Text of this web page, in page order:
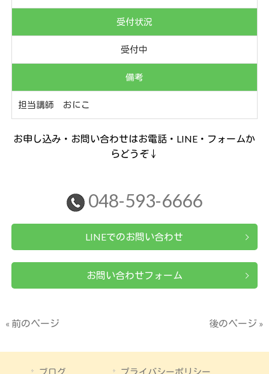
受付状況
受付中
備考
担当講師 おにこ
お申し込み・お問い合わせはお電話・LINE・フォームか
らどうぞ↓
048-593-6666
LINEでのお問い合わせ
お問い合わせフォーム
« 前のページ 後のページ »
ブログ プライバシーポリシー